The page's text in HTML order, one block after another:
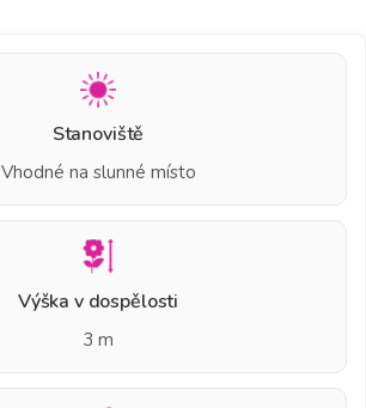
Stanoviště
Vhodné na slunné místo
Výška v dospělosti
3 m